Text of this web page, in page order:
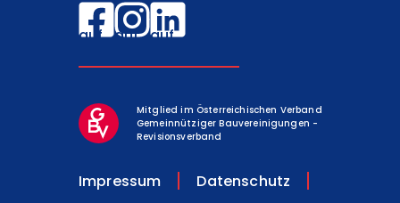
EGW
auf
EGW
auf auf
Mitglied im Österreichischen Verband
Gemeinnütziger Bauvereinigungen -
Revisionsverband
Impressum Datenschutz